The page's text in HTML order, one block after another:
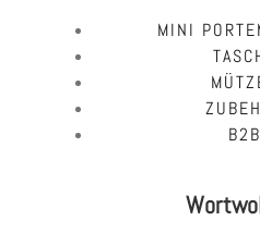
MINI
B2B